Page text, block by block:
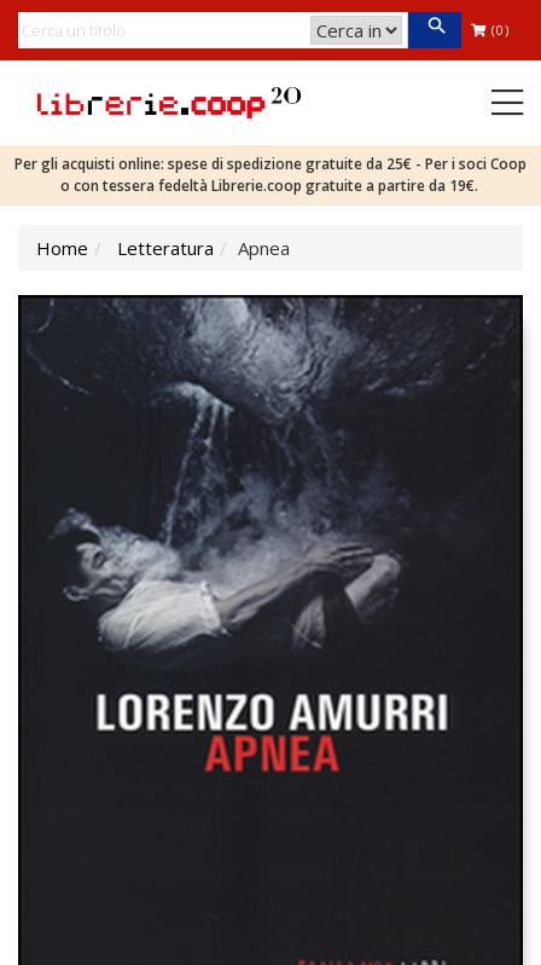
(0)
Per gli acquisti online: spese di spedizione gratuite da 25€ - Per i soci Coop
o con tessera fedeltà Librerie.coop gratuite a partire da 19€.
Home Letteratura Apnea